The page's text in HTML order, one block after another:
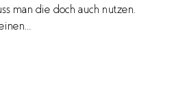
man die doch auch nutzen.